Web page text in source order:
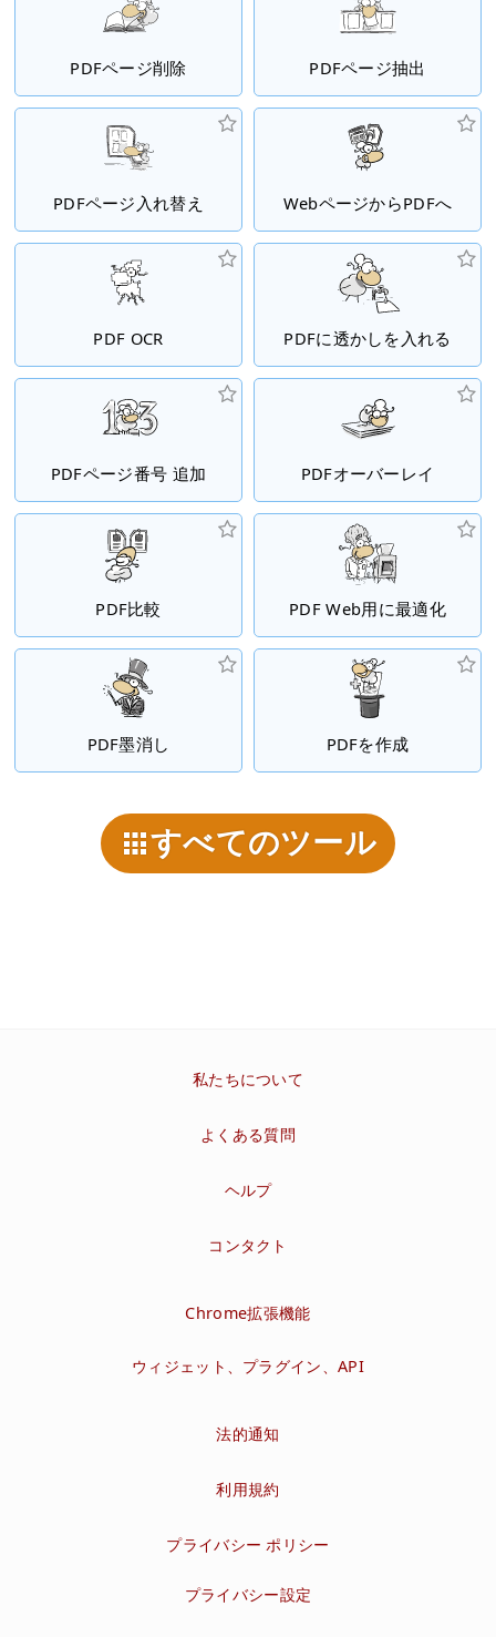
PDFページ削除 PDFページ抽出
PDFページ入れ替え WebページからPDFへ
PDF OCR PDFに透かしを入れる
PDFページ番号 追加 PDFオーバーレイ
PDF比較 PDF Web用に最適化
PDF墨消し PDFを作成
すべてのツール
私たちについて
よくある質問
ヘルプ
コンタクト
Chrome拡張機能
ウィジェット、プラグイン、API
法的通知
利用規約
プライバシー ポリシー
プライバシー設定